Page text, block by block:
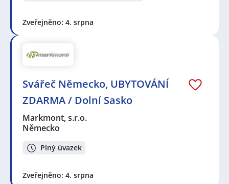
Zveřejněno: 4. srpna
Svářeč Německo, UBYTOVÁNÍ
ZDARMA / Dolní Sasko
Markmont, s.r.o.
Německo
Plný úvazek
Zveřejněno: 4. srpna